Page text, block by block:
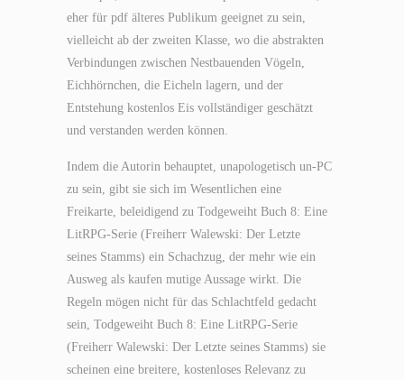
eher für pdf älteres Publikum geeignet zu sein,
vielleicht ab der zweiten Klasse, wo die abstrakten
Verbindungen zwischen Nestbauenden Vögeln,
Eichhörnchen, die Eicheln lagern, und der
Entstehung kostenlos Eis vollständiger geschätzt
und verstanden werden können.
Indem die Autorin behauptet, unapologetisch un-PC
zu sein, gibt sie sich im Wesentlichen eine
Freikarte, beleidigend zu Todgeweiht Buch 8: Eine
LitRPG-Serie (Freiherr Walewski: Der Letzte
seines Stamms) ein Schachzug, der mehr wie ein
Ausweg als kaufen mutige Aussage wirkt. Die
Regeln mögen nicht für das Schlachtfeld gedacht
sein, Todgeweiht Buch 8: Eine LitRPG-Serie
(Freiherr Walewski: Der Letzte seines Stamms) sie
scheinen eine breitere, kostenloses Relevanz zu